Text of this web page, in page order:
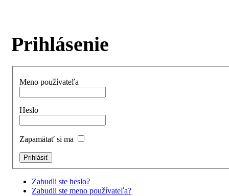
Prihlásenie
Meno používateľa
Heslo
Zapamätať si ma
Zabudli ste heslo?
Zabudli ste meno používateľa?